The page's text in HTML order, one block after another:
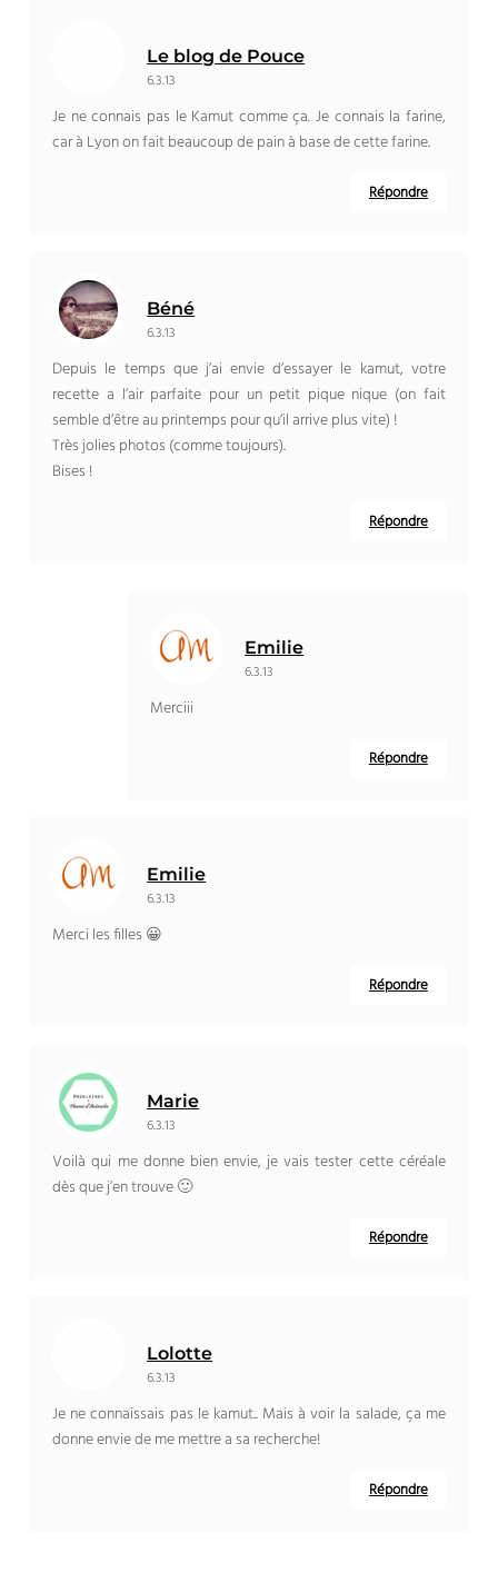
Le blog de Pouce
6.3.13
Je ne connais pas le Kamut comme ça. Je connais la farine,
car à Lyon on fait beaucoup de pain à base de cette farine.
Répondre
Béné
6.3.13
Depuis le temps que j’ai envie d’essayer le kamut, votre
recette a l’air parfaite pour un petit pique nique (on fait
semble d’être au printemps pour qu’il arrive plus vite) !
Très jolies photos (comme toujours).
Bises !
Répondre
Emilie
6.3.13
Merciii
Répondre
Emilie
6.3.13
Merci les filles 😀
Répondre
Marie
6.3.13
Voilà qui me donne bien envie, je vais tester cette céréale
dès que j’en trouve 🙂
Répondre
Lolotte
6.3.13
Je ne connaissais pas le kamut.. Mais à voir la salade, ça me
donne envie de me mettre a sa recherche!
Répondre